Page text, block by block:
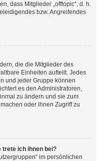
dass Mitglieder „offtopic“, d. h.
bzw. Angreifendes
die die Mitglieder des
Einheiten aufteilt. Jedes
und jeder Gruppe können
es den Administratoren,
zu ändern und sie zum
oder ihnen Zugriff zu
trete ich ihnen bei?
im persönlichen